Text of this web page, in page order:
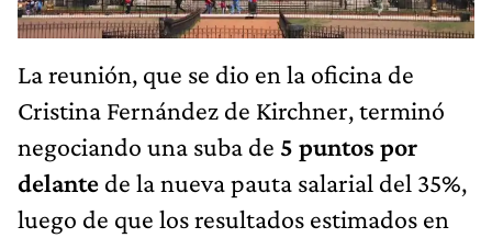
La reunión, que se dio en la oficina de
Cristina Fernández de Kirchner, terminó
negociando una suba de 5 puntos por
delante de la nueva pauta salarial del 35%,
luego de que los resultados estimados en